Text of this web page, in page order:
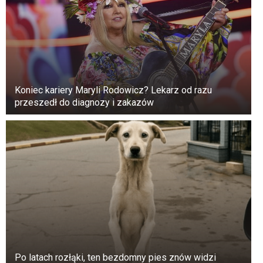
Para pobrała się w 1993 roku i jeszcze w trakcie
studiów urodziła syna Nikona. Dorota Gawryluk i
jej mąż musieli zacząć bez pracy. Udało jej się
Koniec kariery Maryli Rodowicz? Lekarz od razu
przeszedł do diagnozy i zakazów
Po latach rozłąki, ten bezdomny pies znów widzi